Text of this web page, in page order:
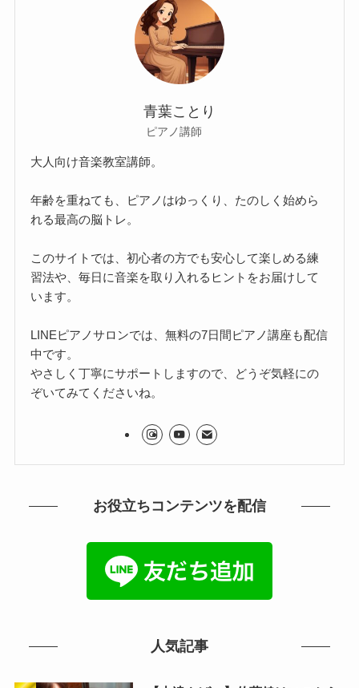
青葉ことり
ピアノ講師
大人向け音楽教室講師。
年齢を重ねても、ピアノはゆっくり、たのしく始めら
れる最高の脳トレ。
このサイトでは、初心者の方でも安心して楽しめる練
習法や、毎日に音楽を取り入れるヒントをお届けして
います。
LINEピアノサロンでは、無料の7日間ピアノ講座も配信
中です。
やさしく丁寧にサポートしますので、どうぞ気軽にの
ぞいてみてくださいね。
お役立ちコンテンツを配信
人気記事